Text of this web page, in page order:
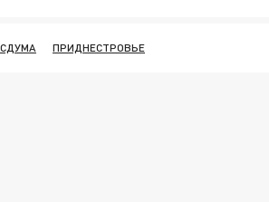
ПРИДНЕСТРОВЬЕ